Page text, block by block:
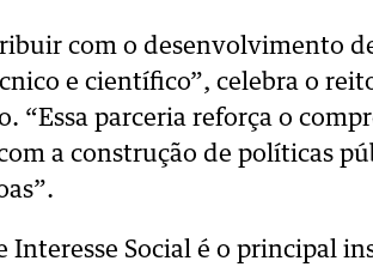
com o desenvolvimento
e científico”, celebra o
“Essa parceria reforça o
a construção de políticas
Interesse Social é o principal